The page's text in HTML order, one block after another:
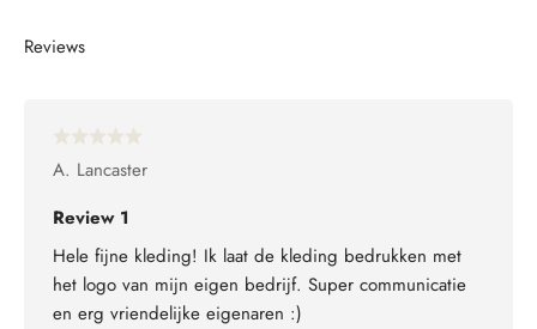
A. Lancaster
Review 1
Hele fijne kleding! Ik laat de kleding bedrukken met
het logo van mijn eigen bedrijf. Super communicatie
en erg vriendelijke eigenaren :)